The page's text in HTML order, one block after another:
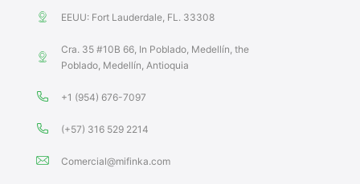
EEUU: Fort Lauderdale, FL. 33308
Cra. 35 #10B 66, In Poblado, Medellín, the
Poblado, Medellín, Antioquia
+1 (954) 676-7097
(+57) 316 529 2214
Comercial@mifinka.com